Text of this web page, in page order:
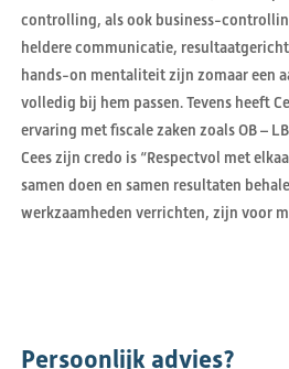
controlling, als ook business-
heldere communicatie,
hands-on mentaliteit zijn zomaar een
volledig bij hem passen. Tevens heeft
ervaring met fiscale zaken zoals OB – LB
Cees zijn credo is “Respectvol met
samen doen en samen resultaten
werkzaamheden verrichten, zijn voor
Persoonlijk advies?